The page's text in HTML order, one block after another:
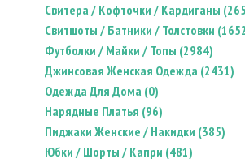
Свитера / Кофточки / Кардиганы
Свитшоты / Батники / Толстовки
Футболки / Майки / Топы (2984)
Джинсовая Женская Одежда (2431)
Одежда Для Дома (0)
Нарядные Платья (96)
Пиджаки Женские / Накидки (385)
Юбки / Шорты / Капри (481)